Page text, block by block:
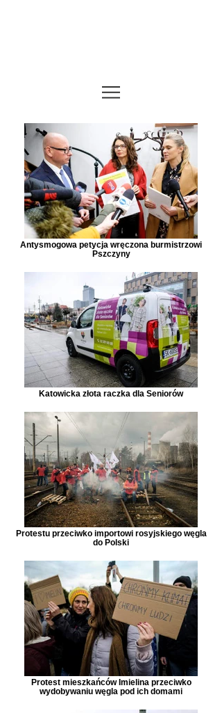
Antysmogowa petycja wręczona burmistrzowi
Pszczyny
Katowicka złota raczka dla Seniorów
Protestu przeciwko importowi rosyjskiego węgla
do Polski
Protest mieszkańców Imielina przeciwko
wydobywaniu węgla pod ich domami